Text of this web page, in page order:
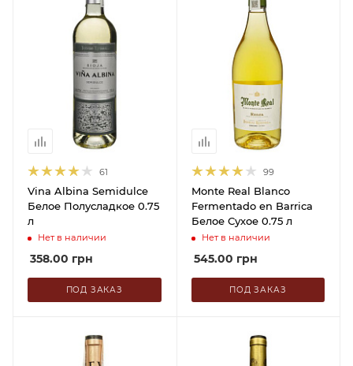
61
Vina Albina Semidulce
Белое Полусладкое 0.75
л
Нет в наличии
358.00 грн
ПОД ЗАКАЗ
99
Monte Real Blanco
Fermentado en Barrica
Белое Сухое 0.75 л
Нет в наличии
545.00 грн
ПОД ЗАКАЗ